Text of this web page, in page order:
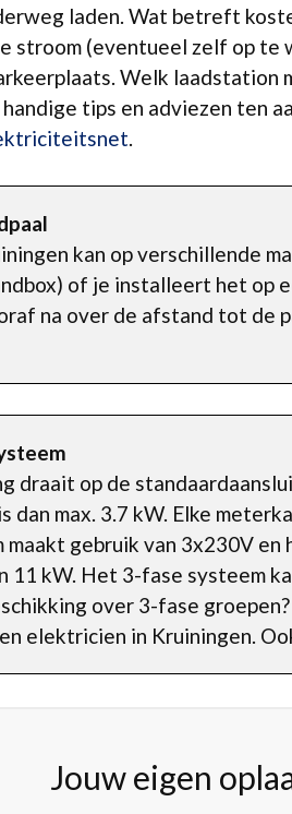
laden. Wat betreft
stroom (eventueel zelf op te
Welk
tips en adviezen ten
.
kan op verschillende
of je installeert het op
na over de afstand tot de
draait op de
dan max. 3.7 kW. Elke
gebruik van 3x230V
11 kW. Het 3-fase systeem
over 3-fase
elektricien in Kruiningen.
Jouw eigen